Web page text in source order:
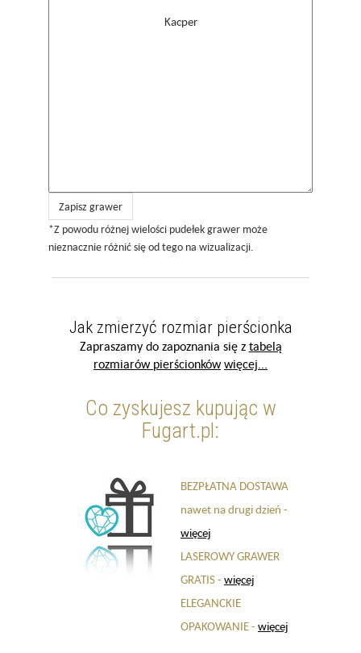
Zapisz grawer
*Z powodu różnej wielości pudełek grawer może
nieznacznie różnić się od tego na wizualizacji.
Jak zmierzyć rozmiar pierścionka
Zapraszamy do zapoznania się z tabelą
rozmiarów pierścionków więcej...
Co zyskujesz kupując w
Fugart.pl:
BEZPŁATNA DOSTAWA
nawet na drugi dzień -
więcej
LASEROWY GRAWER
GRATIS - więcej
ELEGANCKIE
OPAKOWANIE - więcej